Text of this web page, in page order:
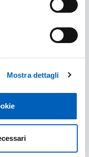
Mostra dettagli